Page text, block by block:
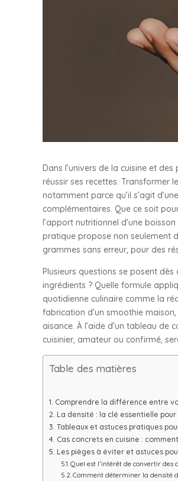
Dans l’univers de la cuisine et
réussir ses recettes. Transformer
notamment parce qu’il s’agit
complémentaires. Que ce soit
l’apport nutritionnel d’une
pratique propose non seulement
grammes sans erreur, pour des
Plusieurs questions se posent
ingrédients ? Quelle formule
quotidienne culinaire comme la
fabrication d’un smoothie
aisance. À l’aide d’un tableau
cuisinier, amateur ou confirmé,
Table des matières
Comprendre la différence entre
La densité : la clé essentielle
Tableaux et astuces pratiques
Cas concrets en cuisine :
Les pièges à éviter et astuces
Quel est l’intérêt de convertir des
Comment déterminer la densité